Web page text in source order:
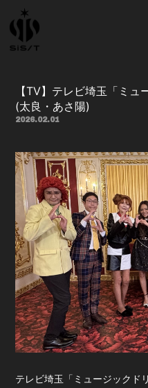
SCHEDULE
CONTACT
【TV】テレビ埼玉「ミ
(太良・あさ陽)
2026.02.01
テレビ埼玉「ミュージックド